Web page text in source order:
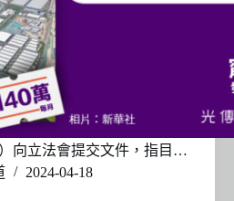
向立法會提交文件，指目…
2024-04-18